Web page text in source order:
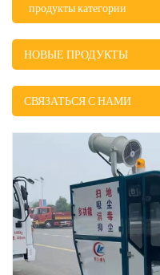
продукты категории
НОВЫЕ ПРОДУКТЫ
СВЯЗАТЬСЯ С НАМИ